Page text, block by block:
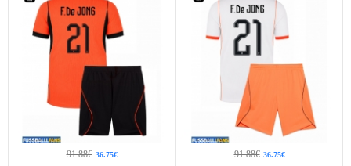
91.88€ 36.75€ 91.88€ 36.75€